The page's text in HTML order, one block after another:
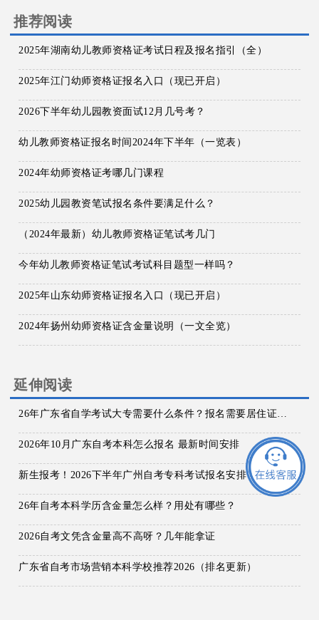
推荐阅读
2025年湖南幼儿教师资格证考试日程及报名指引（全）
2025年江门幼师资格证报名入口（现已开启）
2026下半年幼儿园教资面试12月几号考？
幼儿教师资格证报名时间2024年下半年（一览表）
2024年幼师资格证考哪几门课程
2025幼儿园教资笔试报名条件要满足什么？
（2024年最新）幼儿教师资格证笔试考几门
今年幼儿教师资格证笔试考试科目题型一样吗？
2025年山东幼师资格证报名入口（现已开启）
2024年扬州幼师资格证含金量说明（一文全览）
延伸阅读
2026年10月广东自考本科怎么报名 最新时间安排
新生报考！2026下半年广州自考专科考试报名安排一览
26年自考本科学历含金量怎么样？用处有哪些？
2026自考文凭含金量高不高呀？几年能拿证
广东省自考市场营销本科学校推荐2026（排名更新）